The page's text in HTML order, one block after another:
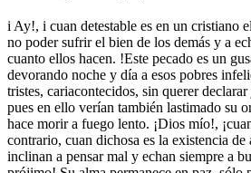
i Ay!, i cuan detestable es en un cristiano
no poder sufrir el bien de los demás y a
cuanto ellos hacen. !Este pecado es un
devorando noche y día a esos pobres
tristes, cariacontecidos, sin querer
pues en ello verían también lastimado su
hace morir a fuego lento. ¡Dios mío!,
contrario, cuan dichosa es la existencia de
inclinan a pensar mal y echan siempre a